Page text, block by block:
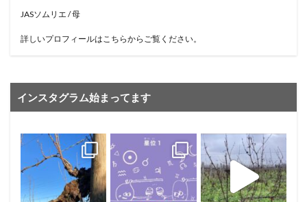
JASソムリエ / 母
詳しいプロフィールはこちらからご覧ください。
インスタグラム始まってます